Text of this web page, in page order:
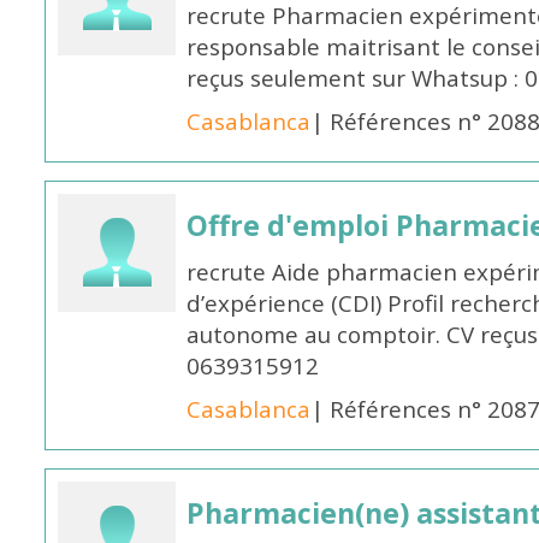
recrute Pharmacien
responsable maitrisant le
reçus seulement sur Whatsup :
Casablanca | Références n°
Offre d'emploi
recrute Aide pharmacien
d’expérience (CDI) Profil
autonome au comptoir. CV
0639315912
Casablanca | Références n°
Pharmacien(ne)